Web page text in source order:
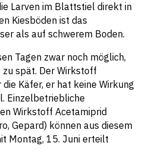
Larven im Blattstiel direkt in
Kiesböden ist das
als auf schwerem Boden.
Tagen zwar noch möglich,
spät. Der Wirkstoff
Käfer, er hat keine Wirkung
Einzelbetriebliche
Wirkstoff Acetamiprid
Gepard) können aus diesem
Montag, 15. Juni erteilt